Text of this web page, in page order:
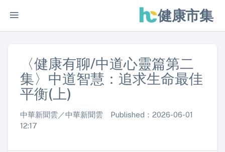
健康市集
〈健康有聊/中道心靈篇第二
集〉中道智慧：追求生命最佳
平衡(上)
中華新聞雲／中華新聞雲 Published：2026-06-01
12:17